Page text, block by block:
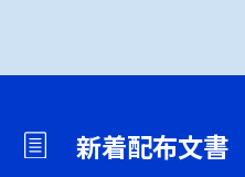
新着配布文書